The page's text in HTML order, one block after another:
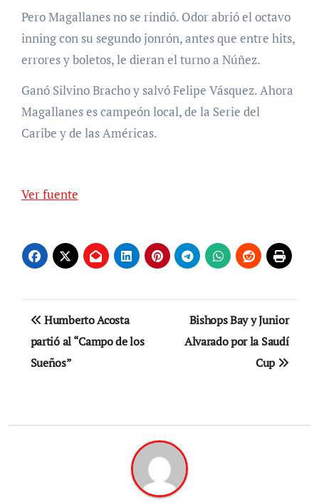
Pero Magallanes no se rindió. Odor abrió el octavo
inning con su segundo jonrón, antes que entre hits,
errores y boletos, le dieran el turno a Núñez.
Ganó Silvino Bracho y salvó Felipe Vásquez. Ahora
Magallanes es campeón local, de la Serie del
Caribe y de las Américas.
Ver fuente
Navegación
de
entradas
Humberto Acosta
partió al “Campo de los
Sueños”
Bishops Bay y Junior
Alvarado por la Saudí
Cup